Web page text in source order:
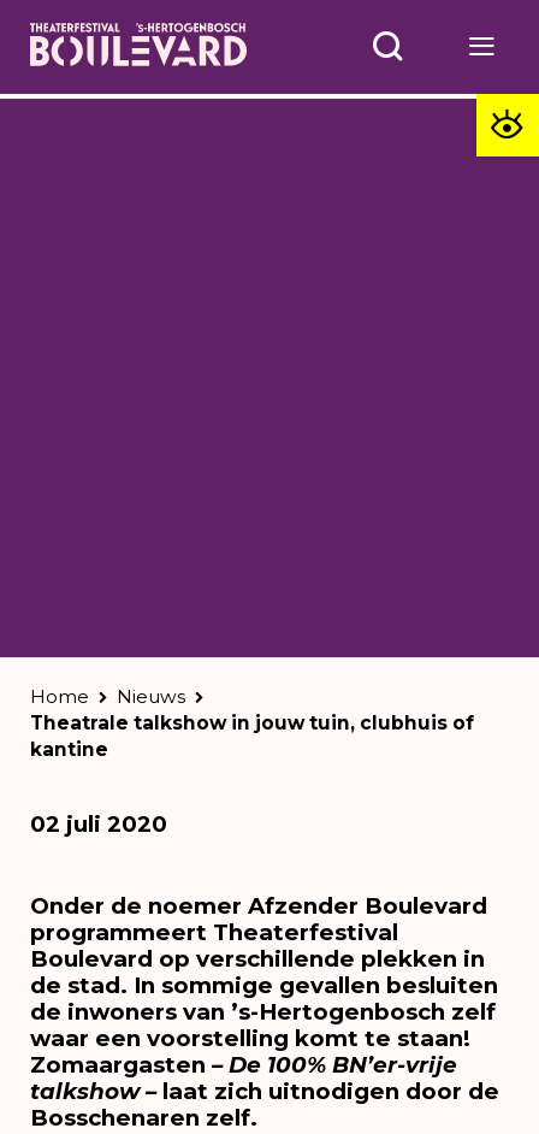
Home
Nieuws
Theatrale talkshow in jouw tuin, clubhuis of
kantine
02 juli 2020
Onder de noemer Afzender Boulevard
programmeert Theaterfestival
Boulevard op verschillende plekken in
de stad. In sommige gevallen besluiten
de inwoners van ’s-Hertogenbosch zelf
waar een voorstelling komt te staan!
Zomaargasten – De 100% BN’er-vrije
talkshow – laat zich uitnodigen door de
Bosschenaren zelf.